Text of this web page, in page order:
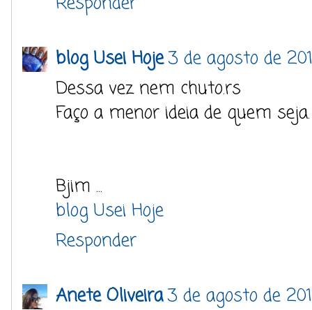
blog Usei Hoje3 de agosto de
Dessa vez nem chuto.rs
Faço a menor ideia de quem seja.
Bjim ...
blog Usei Hoje
Responder
Anete Oliveira3 de agosto de